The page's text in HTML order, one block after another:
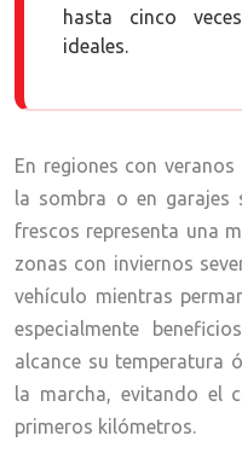
hasta cinco
ideales.
En regiones con
la sombra o en garajes
frescos representa una
zonas con inviernos
vehículo mientras
especialmente
alcance su temperatura
la marcha, evitando el
primeros kilómetros.